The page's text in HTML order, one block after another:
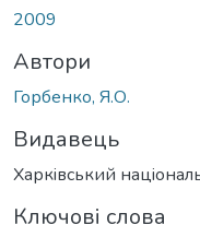
2009
Автори
Горбенко, Я.О.
Видавець
Харкiвський
Ключові слова